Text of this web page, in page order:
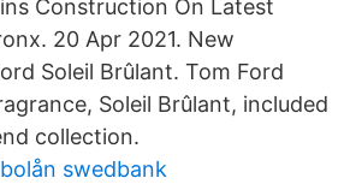
Construction On Latest
20 Apr 2021. New
Soleil Brûlant. Tom Ford
Soleil Brûlant, included
collection.
swedbank